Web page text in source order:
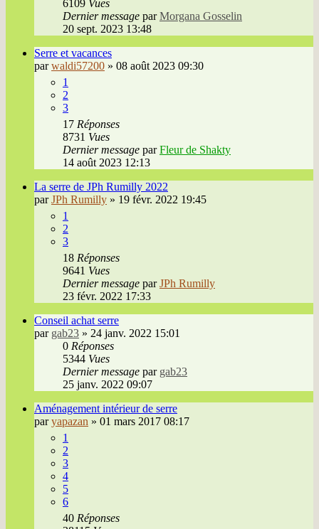
6109 Vues
Dernier message parMorgana Gosselin
20 sept. 2023 13:48
Serre et vacances
parwaldi57200 » 08 août 2023 09:30
1
2
3
17 Réponses
8731 Vues
Dernier message parFleur de Shakty
14 août 2023 12:13
La serre de JPh Rumilly 2022
parJPh Rumilly » 19 févr. 2022 19:45
1
2
3
18 Réponses
9641 Vues
Dernier message parJPh Rumilly
23 févr. 2022 17:33
Conseil achat serre
par gab23 » 24 janv. 2022 15:01
0 Réponses
5344 Vues
Dernier message par gab23
25 janv. 2022 09:07
Aménagement intérieur de serre
paryapazan » 01 mars 2017 08:17
1
2
3
4
5
6
40 Réponses